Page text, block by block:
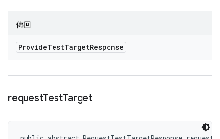
傳回
ProvideTestTargetResponse
requestTestTarget